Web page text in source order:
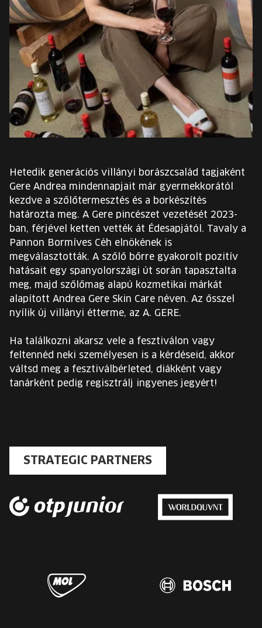
EURÓPA JÖVŐFESZTIVÁLJA
ELŐADÓK
INGYENES DIÁK- ÉS TANÁRREGISZTRÁCIÓ
JEGYEK
KOSÁR
EN
Change
language:
EN
Hetedik generációs villányi borászcsalád tagjaként
Gere Andrea mindennapjait már gyermekkorától
kezdve a szőlőtermesztés és a borkészítés
határozta meg. A Gere pincészet vezetését 2023-
ban, férjével ketten vették át Édesapjától. Tavaly a
Pannon Bormíves Céh elnökének is
megválasztották. A szőlő bőrre gyakorolt pozitív
hatásait egy spanyolországi út során tapasztalta
meg, majd szőlőmag alapú kozmetikai márkát
alapított Andrea Gere Skin Care néven. Az ősszel
nyílik új villányi étterme, az A. GERE.
Ha találkozni akarsz vele a fesztiválon vagy
feltennéd neki személyesen is a kérdéseid, akkor
váltsd meg a fesztiválbérleted, diákként vagy
tanárként pedig regisztrálj ingyenes jegyért!
STRATEGIC PARTNERS